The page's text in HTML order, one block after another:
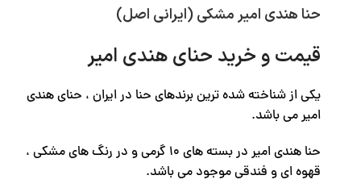
حنا هندی امیر مشکی (ایرانی اصل)
قیمت و خرید حنای هندی امیر
یکی از شناخته شده ترین برندهای حنا در ایران ، حنای هندی
امیر می باشد.
حنا هندی امیر در بسته های ۱۰ گرمی و در رنگ های مشکی ،
قهوه ای و فندقی موجود می باشد.